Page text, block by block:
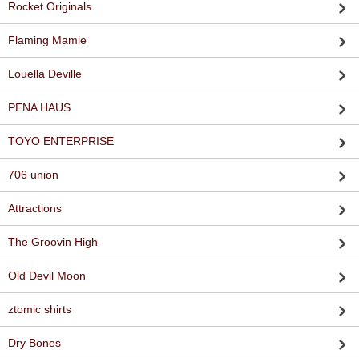
Rocket Originals
Flaming Mamie
Louella Deville
PENA HAUS
TOYO ENTERPRISE
706 union
Attractions
The Groovin High
Old Devil Moon
ztomic shirts
Dry Bones